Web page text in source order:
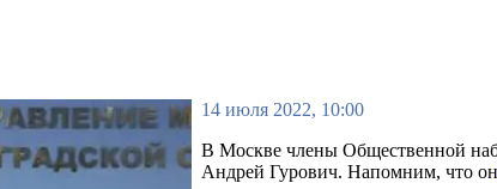
14 июля 2022, 10:00
В Москве члены Общественной
Андрей Гурович. Напомним, что он